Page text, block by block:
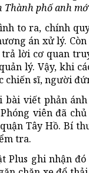
Thành phố anh
to ra, chính
án xử lý.
lời cơ quan
lý. Vậy, khi
chiến sĩ, người
bài viết phản
viên đã
Tây Hồ. Bí
tra.
Plus ghi nhận